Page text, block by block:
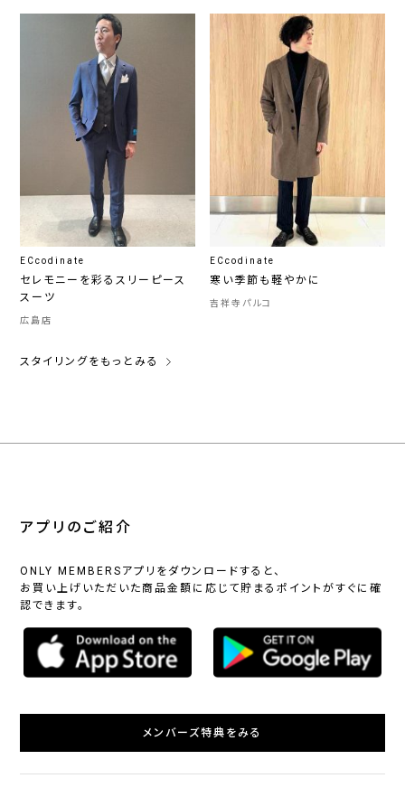
ECcodinate
セレモニーを彩るスリーピース
スーツ
広島店
ECcodinate
寒い季節も軽やかに
吉祥寺パルコ
スタイリングをもっとみる
アプリのご紹介
ONLY MEMBERSアプリをダウンロードすると、
お買い上げいただいた商品金額に応じて貯まるポイントがすぐに確
認できます。
メンバーズ特典をみる